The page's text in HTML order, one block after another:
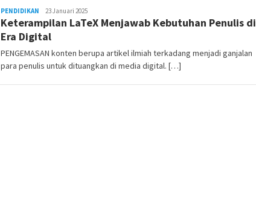
PENDIDIKAN REDAKSI
RAMBUKOTA
23 Januari 2025
Keterampilan LaTeX Menjawab Kebutuhan Penulis di
Era Digital
PENGEMASAN konten berupa artikel ilmiah terkadang menjadi ganjalan
para penulis untuk dituangkan di media digital. […]